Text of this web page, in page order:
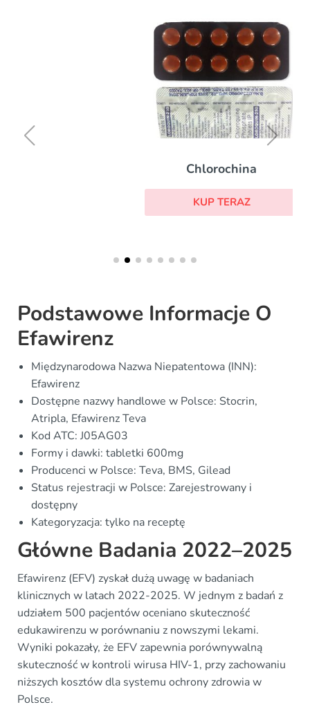
Chlorochina
Podstawowe Informacje O
Efawirenz
Międzynarodowa Nazwa Niepatentowa (INN):
Efawirenz
Dostępne nazwy handlowe w Polsce: Stocrin,
Atripla, Efawirenz Teva
Kod ATC: J05AG03
Formy i dawki: tabletki 600mg
Producenci w Polsce: Teva, BMS, Gilead
Status rejestracji w Polsce: Zarejestrowany i
dostępny
Kategoryzacja: tylko na receptę
Główne Badania 2022–2025
Efawirenz (EFV) zyskał dużą uwagę w badaniach
klinicznych w latach 2022-2025. W jednym z badań z
udziałem 500 pacjentów oceniano skuteczność
edukawirenzu w porównaniu z nowszymi lekami.
Wyniki pokazały, że EFV zapewnia porównywalną
skuteczność w kontroli wirusa HIV-1, przy zachowaniu
niższych kosztów dla systemu ochrony zdrowia w
Polsce.